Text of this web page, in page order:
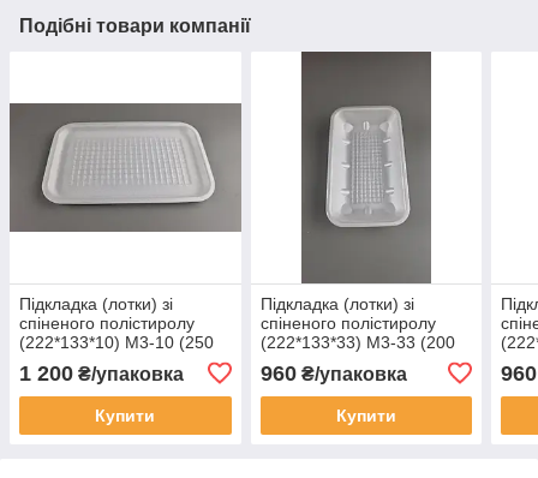
Подібні товари компанії
Підкладка (лотки) зі
спіненого полістиролу
(222*133*10) М3-10 (250
1 200 ₴/упаковка
Купити
Підкладка (лотки) зі
спіненого полістиролу
(222*133*33) М3-33 (200
960₴/упаковка
Купити
960